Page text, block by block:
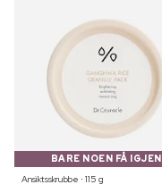
BARE NOEN FÅ IGJEN
Ansiktsskrubbe ⋅ 115 g